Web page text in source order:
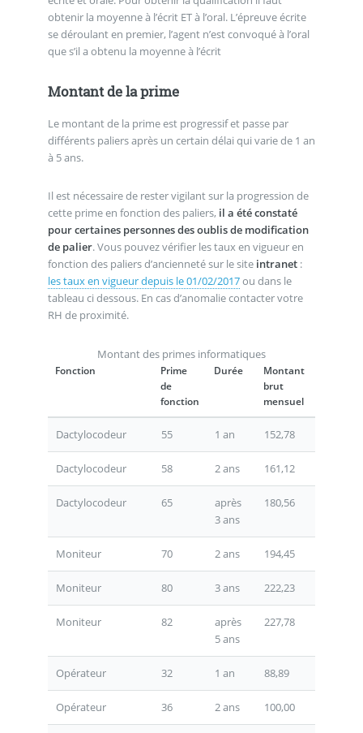
obtenir la moyenne à l’écrit ET à l’oral. L’épreuve écrite
se déroulant en premier, l’agent n’est convoqué à l’oral
que s’il a obtenu la moyenne à l’écrit
Montant de la prime
Le montant de la prime est progressif et passe par
différents paliers après un certain délai qui varie de 1 an
à 5 ans.
Il est nécessaire de rester vigilant sur la progression de
cette prime en fonction des paliers, il a été constaté
pour certaines personnes des oublis de modification
de palier. Vous pouvez vérifier les taux en vigueur en
fonction des paliers d’ancienneté sur le site intranet:
les taux en vigueur depuis le 01/02/2017ou dans le
tableau ci dessous. En cas d’anomalie contacter votre
RH de proximité.
Montant des primes informatiques
Fonction
Prime
de
fonction
Durée
Montant
brut
mensuel
Dactylocodeur 55 1 an 152,78
Dactylocodeur 58 2 ans 161,12
Dactylocodeur 65
après
3 ans
180,56
Moniteur 70 2 ans 194,45
Moniteur 80 3 ans 222,23
Moniteur 82
après
5 ans
227,78
Opérateur 32 1 an 88,89
Opérateur 36 2 ans 100,00